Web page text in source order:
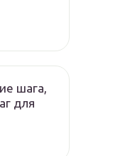
шага,
для